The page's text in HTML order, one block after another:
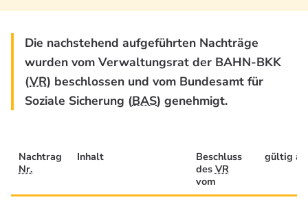
Die nachstehend aufgeführten Nachträge
wurden vom Verwaltungsrat der BAHN-BKK
(VR) beschlossen und vom Bundesamt für
Soziale Sicherung (BAS) genehmigt.
Nachtrag
Nr.
Inhalt
Beschluss
des VR
vom
gültig ab